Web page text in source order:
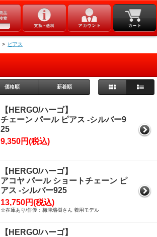
> ピアス
価格順 新着順
【HERGO/ハーゴ】
チェーン パール ピアス -シルバー9
25
9,350円(税込)
【HERGO/ハーゴ】
アコヤ パール ショートチェーン ピ
アス -シルバー925
13,750円(税込)
☆在庫あり/俳優：梅津瑞樹さん 着用モデル
【HERGO/ハーゴ】